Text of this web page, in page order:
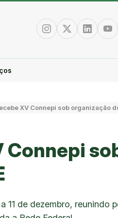
InstagramTwitter/XLinkedin
XV Connepi sob organização
Connepi
11 de dezembro, reunindo